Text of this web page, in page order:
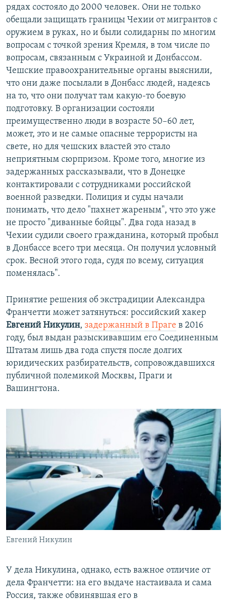
рядах состояло до 2000 человек. Они не только
обещали защищать границы Чехии от мигрантов с
оружием в руках, но и были солидарны по многим
вопросам с точкой зрения Кремля, в том числе по
вопросам, связанным с Украиной и Донбассом.
Чешские правоохранительные органы выяснили,
что они даже посылали в Донбасс людей, надеясь
на то, что они получат там какую-то боевую
подготовку. В организации состояли
преимущественно люди в возрасте 50–60 лет,
может, это и не самые опасные террористы на
свете, но для чешских властей это стало
неприятным сюрпризом. Кроме того, многие из
задержанных рассказывали, что в Донецке
контактировали с сотрудниками российской
военной разведки. Полиция и суды начали
понимать, что дело "пахнет жареным", что это уже
не просто "диванные бойцы". Два года назад в
Чехии судили своего гражданина, который пробыл
в Донбассе всего три месяца. Он получил условный
срок. Весной этого года, судя по всему, ситуация
поменялась".
Принятие решения об экстрадиции Александра
Франчетти может затянуться: российский хакер
Евгений Никулин, задержанный в Праге в 2016
году, был выдан разыскивавшим его Соединенным
Штатам лишь два года спустя после долгих
юридических разбирательств, сопровождавшихся
публичной полемикой Москвы, Праги и
Вашингтона.
Евгений Никулин
У дела Никулина, однако, есть важное отличие от
дела Франчетти: на его выдаче настаивала и сама
Россия, также обвинявшая его в